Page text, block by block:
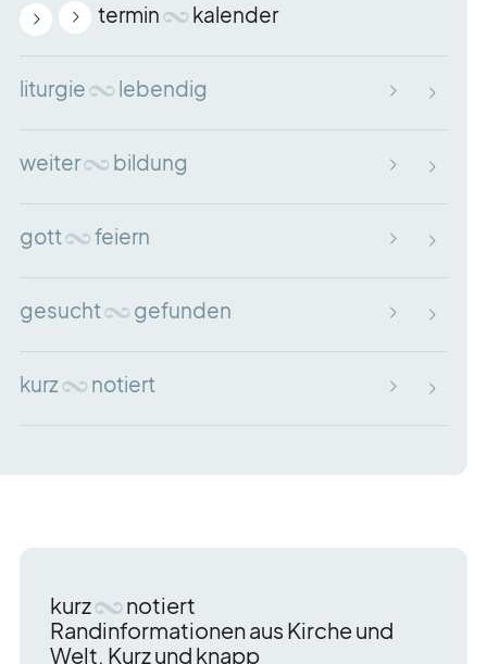
termin kalender
liturgie lebendig
weiter bildung
gott feiern
gesucht gefunden
kurz notiert
kurz
notiert
Randinformationen aus Kirche und
Welt. Kurz und knapp